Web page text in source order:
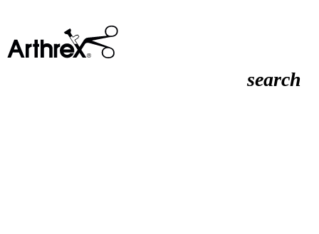
search